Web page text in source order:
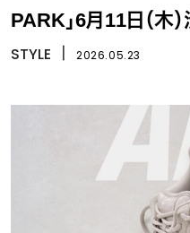
PARK」6月11日（木
にオープン
STYLE 2026.05.23